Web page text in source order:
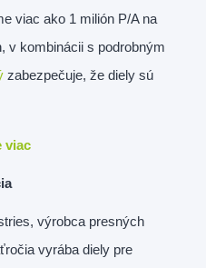
viac ako 1 milión P/A na
v kombinácii s podrobným
zabezpečuje, že diely sú
viac
výrobca presných
vyrába diely pre